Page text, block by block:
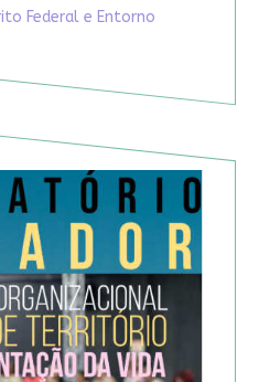
Federal e Entorno